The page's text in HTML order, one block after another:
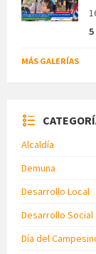
MÁS GALERÍAS
Alcaldía
Demuna
Desarrollo Local
Desarrollo Social
Día del